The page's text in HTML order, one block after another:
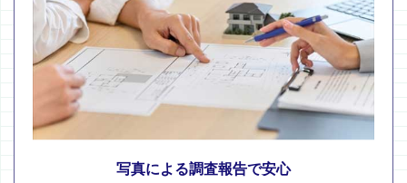
写真による調査報告で安心